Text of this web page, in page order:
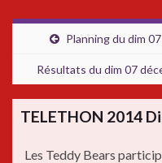
Planning du dim
Résultats du dim 07
TELETHON 2014
Les Teddy Bears